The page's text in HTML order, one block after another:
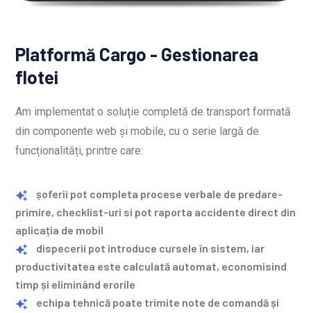
Platformă Cargo - Gestionarea
flotei
Am implementat o soluție completă de transport formată
din componente web și mobile, cu o serie largă de
funcționalități, printre care:
șoferii pot completa procese verbale de predare-
primire, checklist-uri si pot raporta accidente direct din
aplicația de mobil
dispecerii pot introduce cursele în sistem, iar
productivitatea este calculată automat, economisind
timp și eliminând erorile
echipa tehnică poate trimite note de comandă și